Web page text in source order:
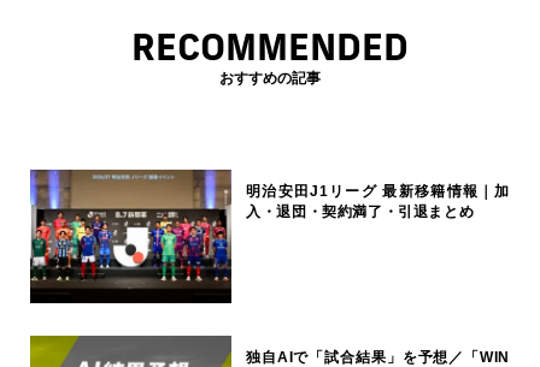
RECOMMENDED
おすすめの記事
明治安田J1リーグ 最新移籍情報｜加
入・退団・契約満了・引退まとめ
独自AIで「試合結果」を予想／「WIN